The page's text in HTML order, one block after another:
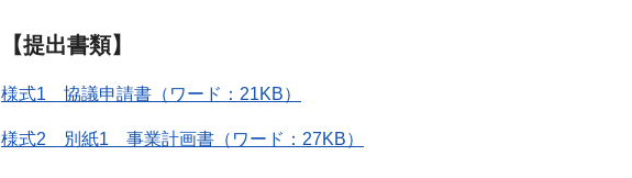
【提出書類】
様式1 協議申請書（ワード：21KB）
様式2 別紙1 事業計画書（ワード：27KB）